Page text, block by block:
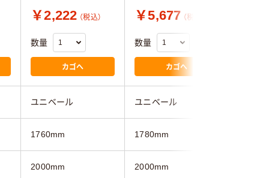
￥2,222 （税込）
数量
カゴへ
￥5,677 （税込）
数量
カゴへ
ユニベール ユニベール
1760mm 1780mm
2000mm 2000mm